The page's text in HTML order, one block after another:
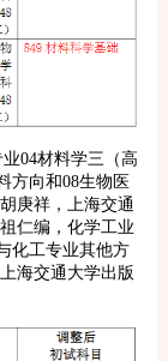
04材料学三（高
方向和08生物医
庚祥，上海交通
仁编，化学工业
化工专业其他方
海交通大学出版